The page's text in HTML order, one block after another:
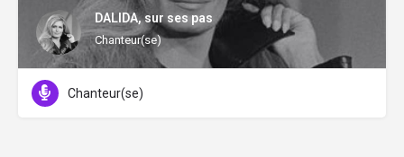
DALIDA, sur ses pas
Chanteur(se)
Chanteur(se)